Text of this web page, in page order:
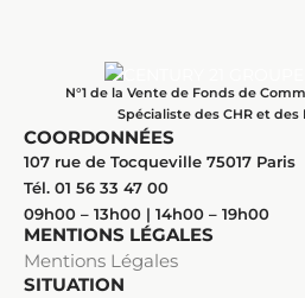
N°1 de la Vente de Fonds de
Spécialiste des CHR et
COORDONNÉES
107 rue de Tocqueville 75017 Paris
Tél. 01 56 33 47 00
09h00 – 13h00 | 14h00 – 19h00
MENTIONS LÉGALES
Mentions Légales
SITUATION